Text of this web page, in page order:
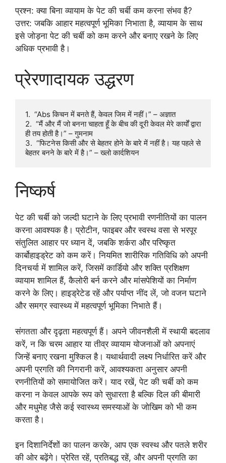
प्रश्न: क्या बिना व्यायाम के पेट की चर्बी कम करना संभव है?
उत्तर: जबकि आहार महत्वपूर्ण भूमिका निभाता है, व्यायाम के साथ
इसे जोड़ना पेट की चर्बी को कम करने और बनाए रखने के लिए
अधिक प्रभावी है।
प्रेरणादायक उद्धरण
1.  “Abs किचन में बनते हैं, केवल जिम में नहीं।” – अज्ञात
2.  “मैं और मैं जो बनना चाहता हूँ के बीच की दूरी केवल मेरे कार्यों द्वारा
ही तय होती है।” – गुमनाम
3.  “फिटनेस किसी और से बेहतर होने के बारे में नहीं है। यह पहले से
बेहतर बनने के बारे में है।” – ख्लो कार्दशियन
निष्कर्ष
पेट की चर्बी को जल्दी घटाने के लिए प्रभावी रणनीतियों का पालन
करना आवश्यक है। प्रोटीन, फाइबर और स्वस्थ वसा से भरपूर
संतुलित आहार पर ध्यान दें, जबकि शर्करा और परिष्कृत
कार्बोहाइड्रेट को कम करें। नियमित शारीरिक गतिविधि को अपनी
दिनचर्या में शामिल करें, जिसमें कार्डियो और शक्ति प्रशिक्षण
व्यायाम शामिल हैं, कैलोरी बर्न करने और मांसपेशियों का निर्माण
करने के लिए। हाइड्रेटेड रहें और पर्याप्त नींद लें, जो वजन घटाने
और समग्र स्वास्थ्य में महत्वपूर्ण भूमिका निभाते हैं।
संगतता और दृढ़ता महत्वपूर्ण हैं। अपने जीवनशैली में स्थायी बदलाव
करें, न कि चरम आहार या तीव्र व्यायाम योजनाओं को अपनाएं
जिन्हें बनाए रखना मुश्किल है। यथार्थवादी लक्ष्य निर्धारित करें और
अपनी प्रगति की निगरानी करें, आवश्यकता अनुसार अपनी
रणनीतियों को समायोजित करें। याद रखें, पेट की चर्बी को कम
करना न केवल आपके रूप को सुधारता है बल्कि दिल की बीमारी
और मधुमेह जैसे कई स्वास्थ्य समस्याओं के जोखिम को भी कम
करता है।
इन दिशानिर्देशों का पालन करके, आप एक स्वस्थ और पतले शरीर
की ओर बढ़ेंगे। प्रेरित रहें, प्रतिबद्ध रहें, और अपनी प्रगति का